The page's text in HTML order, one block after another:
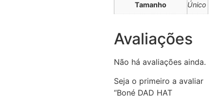
Tamanho Único
Avaliações
Não há avaliações ainda.
Seja o primeiro a avaliar
“Boné DAD HAT